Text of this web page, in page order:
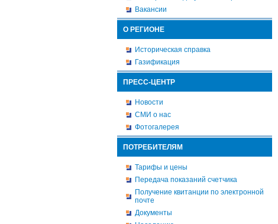
Вакансии
О РЕГИОНЕ
Историческая справка
Газификация
ПРЕСС-ЦЕНТР
Новости
СМИ о нас
Фотогалерея
ПОТРЕБИТЕЛЯМ
Тарифы и цены
Передача показаний счетчика
Получение квитанции по электронной
почте
Документы